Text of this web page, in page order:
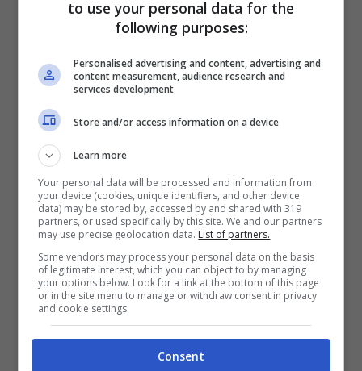
team, ma quando c’è di mezzo la questione
la Federazione Internazionale può
agire di sua spontesenza dover avere il
benestare delle squadre.
Detto ciò
dell’ennesima vittoria politica della
Mercedes, e se le cose dovessero andare
come pronosticato daWolff, ci ritroveremo
di fronte all’ennesimo scandalo ordito dal
team di Brackley, che ribadisce il proprio
dominio politico sulla F1. Le rivali sono
avvisate.
to use your personal data for the
following purposes:
Personalised advertising and content, advertising and
content measurement, audience research and
services development
Store and/or access information on a device
Learn more
Your personal data will be processed and information from
your device (cookies, unique identifiers, and other device
data) may be stored by, accessed by and shared with 319
partners, or used specifically by this site. We and our partners
may use precise geolocation data. List of partners.
Some vendors may process your personal data on the basis
of legitimate interest, which you can object to by managing
your options below. Look for a link at the bottom of this page
or in the site menu to manage or withdraw consent in privacy
and cookie settings.
Consent